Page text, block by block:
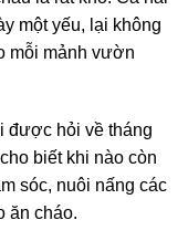
một yếu, lại không
mỗi mảnh vườn
được hỏi về tháng
biết khi nào còn
sóc, nuôi nấng các
ăn cháo.